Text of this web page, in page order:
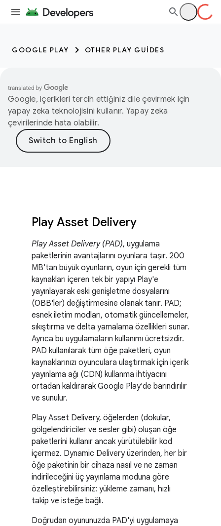
GOOGLE PLAY OTHER PLAY GUIDES
Google, içerikleri tercih ettiğiniz dile çevirmek için
yapay zeka teknolojisini kullanır. Yapay zeka
çevirilerinde hata olabilir.
Play Asset Delivery
Play Asset Delivery (PAD), uygulama
paketlerinin avantajlarını oyunlara taşır. 200
MB'tan büyük oyunların, oyun için gerekli tüm
kaynakları içeren tek bir yapıyı Play'e
yayınlayarak eski genişletme dosyalarını
(OBB'ler) değiştirmesine olanak tanır. PAD;
esnek iletim modları, otomatik güncellemeler,
sıkıştırma ve delta yamalama özellikleri sunar.
Ayrıca bu uygulamaların kullanımı ücretsizdir.
PAD kullanılarak tüm öğe paketleri, oyun
kaynaklarınızı oyunculara ulaştırmak için içerik
yayınlama ağı (CDN) kullanma ihtiyacını
ortadan kaldırarak Google Play'de barındırılır
ve sunulur.
Play Asset Delivery, öğelerden (dokular,
gölgelendiriciler ve sesler gibi) oluşan öğe
paketlerini kullanır ancak yürütülebilir kod
içermez. Dynamic Delivery üzerinden, her bir
öğe paketinin bir cihaza nasıl ve ne zaman
indirileceğini üç yayınlama moduna göre
özelleştirebilirsiniz: yükleme zamanı, hızlı
takip ve isteğe bağlı.
Doğrudan oyununuzda PAD'yi uygulamaya